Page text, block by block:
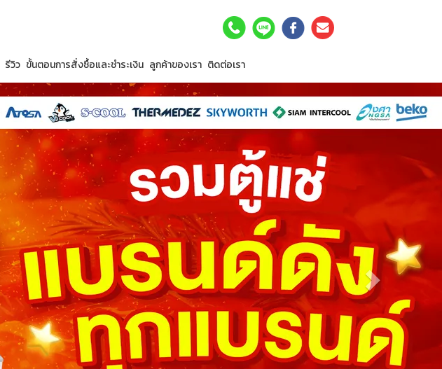
รีวิว ขั้นตอนการสั่งซื้อและชำระเงิน ลูกค้าของเรา ติดต่อเรา